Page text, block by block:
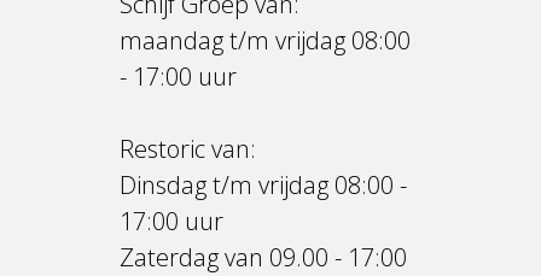
maandag t/m vrijdag 08:00
- 17:00 uur
Restoric van:
Dinsdag t/m vrijdag 08:00 -
17:00 uur
Zaterdag van 09.00 - 17:00